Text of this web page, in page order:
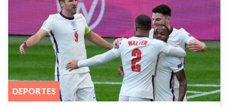
DEPORTES